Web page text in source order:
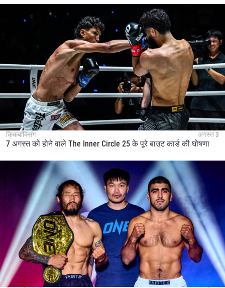
किकबॉक्सिंग अगस्त 3
7 अगस्त को होने वाले The Inner Circle 25 के पूरे बाउट कार्ड की घोषणा
इवेंट
हाइलाइट्स देखें
सदस्यता लें
By submitting this form, you are agreeing to our
collection, use and disclosure of your information
under ourPrivacy Policy. You may unsubscribe from
these communications at any time.